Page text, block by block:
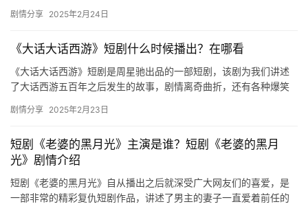
富老…
剧情分享 2025年2月24日
《大话大话西游》短剧什么时候播出？在哪看
《大话大话西游》短剧是周星驰出品的一部短剧，该剧为我们讲述
了大话西游五百年之后发生的故事，剧情离奇曲折，还有各种爆笑
西游…
剧情分享 2025年2月23日
短剧《老婆的黑月光》主演是谁？短剧《老婆的黑月
光》剧情介绍
短剧《老婆的黑月光》自从播出之后就深受广大网友们的喜爱，是
一部非常的精彩复仇短剧作品，讲述了男主的妻子一直爱着前任的